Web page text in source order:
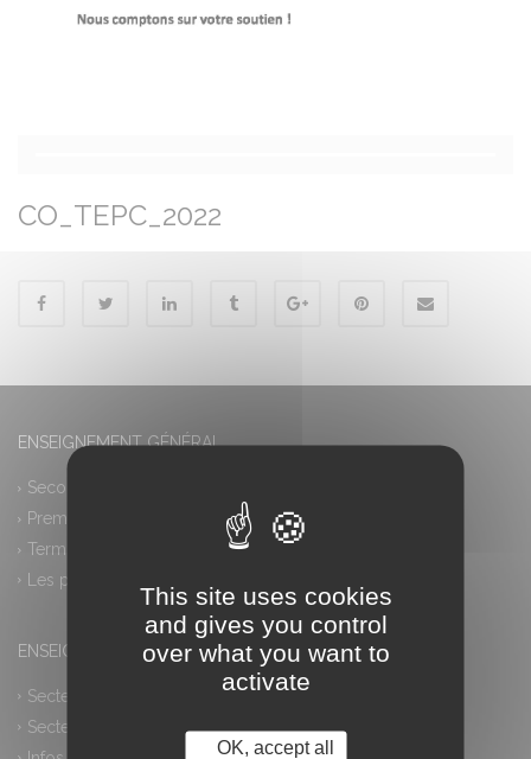
CO_TEPC_2022
ENSEIGNEMENT GÉNÉRAL
Seconde générale et technologique
Première générale
Terminale générale
Les plus
ENSEIGNEMENT PROFESSIONNEL
Secteur industriel
Secteur tertiaire
This site uses cookies
and gives you control
over what you want to
activate
OK, accept all